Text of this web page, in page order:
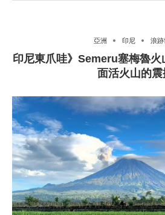
亞洲 印尼 浪跡
印尼東爪哇》Semeru塞梅魯火
面活火山的震